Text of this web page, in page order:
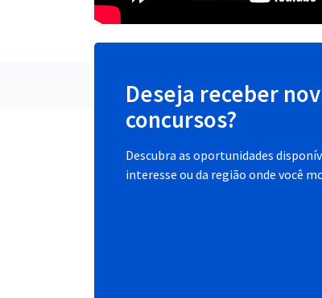
Deseja receber
concursos?
Descubra as oportunidades
interesse ou da região onde você